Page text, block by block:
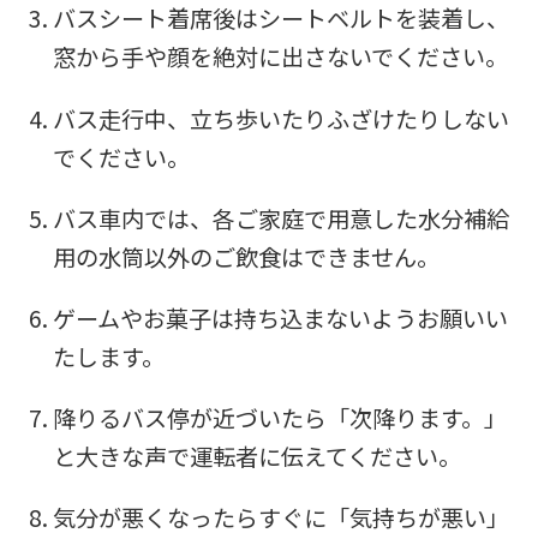
バスシート着席後はシートベルトを装着し、
窓から手や顔を絶対に出さないでください。
バス走行中、立ち歩いたりふざけたりしない
でください。
バス車内では、各ご家庭で用意した水分補給
用の水筒以外のご飲食はできません。
ゲームやお菓子は持ち込まないようお願いい
たします。
降りるバス停が近づいたら「次降ります。」
と大きな声で運転者に伝えてください。
気分が悪くなったらすぐに「気持ちが悪い」
return
to
the
However,
if
you
automatic
translation